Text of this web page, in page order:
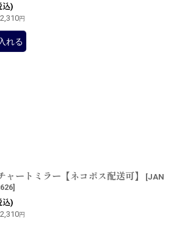
込)
2,310円
れる
ートミラー【ネコポス配送可】 [JAN
]
込)
2,310円